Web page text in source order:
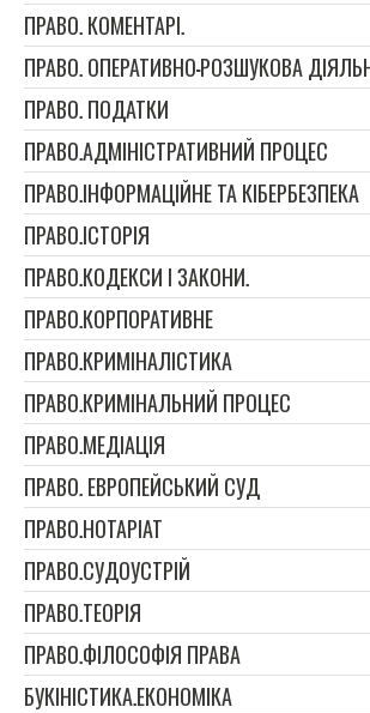
ПРАВО. КОМЕНТАРІ.
ПРАВО. ОПЕРАТИВНО-РОЗШУКОВА
ПРАВО. ПОДАТКИ
ПРАВО.АДМІНІСТРАТИВНИЙ ПРОЦЕС
ПРАВО.ІНФОРМАЦІЙНЕ ТА КІБЕРБЕЗПЕКА
ПРАВО.ІСТОРІЯ
ПРАВО.КОДЕКСИ І ЗАКОНИ.
ПРАВО.КОРПОРАТИВНЕ
ПРАВО.КРИМІНАЛІСТИКА
ПРАВО.КРИМІНАЛЬНИЙ ПРОЦЕС
ПРАВО.МЕДІАЦІЯ
ПРАВО. ЕВРОПЕЙСЬКИЙ СУД
ПРАВО.НОТАРІАТ
ПРАВО.СУДОУСТРІЙ
ПРАВО.ТЕОРІЯ
ПРАВО.ФІЛОСОФІЯ ПРАВА
БУКІНІСТИКА.ЕКОНОМІКА